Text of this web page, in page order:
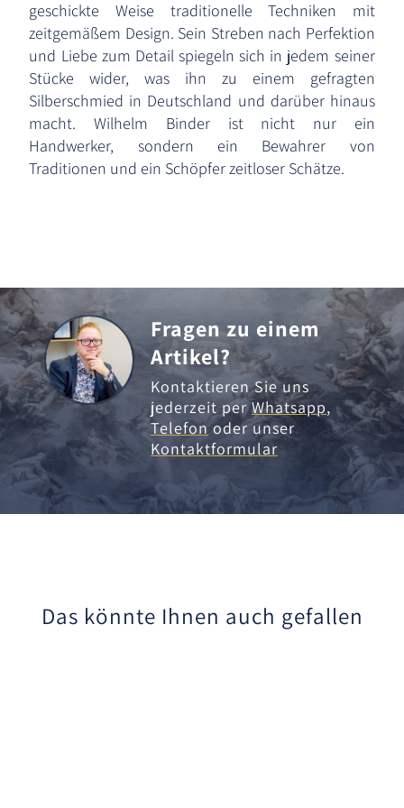
geschickte Weise traditionelle Techniken mit
zeitgemäßem Design. Sein Streben nach Perfektion
und Liebe zum Detail spiegeln sich in jedem seiner
Stücke wider, was ihn zu einem gefragten
Silberschmied in Deutschland und darüber hinaus
macht. Wilhelm Binder ist nicht nur ein
Handwerker, sondern ein Bewahrer von
Traditionen und ein Schöpfer zeitloser Schätze.
Fragen zu einem
Artikel?
Kontaktieren Sie uns
jederzeit perWhatsapp,
Telefonoder unser
Kontaktformular
Das könnte Ihnen auch gefallen